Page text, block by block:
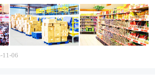
到沉浸式体验的打造，白酒营销行
适应市场的变化和消费者的需求。
行业呈现出多元化和创新化的发展
传统的渠道分销模式仍然占据重要
11-06